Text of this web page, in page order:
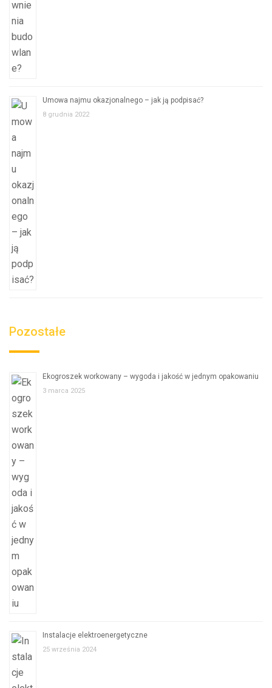
Umowa najmu okazjonalnego – jak ją podpisać?
8 grudnia 2022
Pozostałe
Ekogroszek workowany – wygoda i jakość w jednym opakowaniu
3 marca 2025
Instalacje elektroenergetyczne
25 września 2024